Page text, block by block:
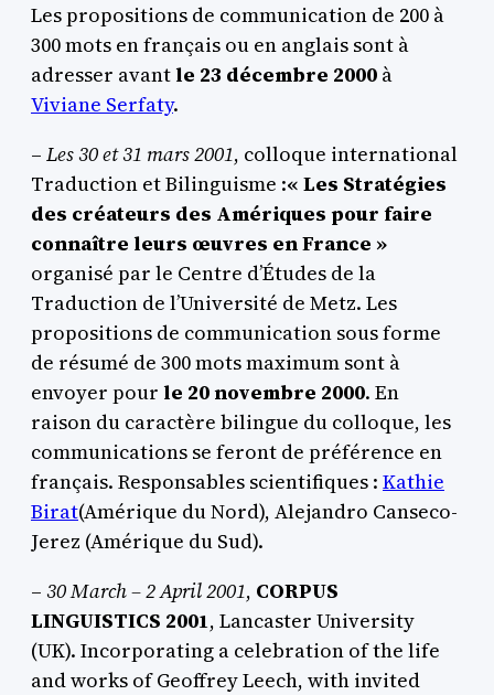
Les propositions de communication de 200 à
300 mots en français ou en anglais sont à
adresser avantle 23 décembre 2000 à
Viviane Serfaty.
– Les 30 et 31 mars 2001, colloque international
Traduction et Bilinguisme :« Les Stratégies
des créateurs des Amériques pour faire
connaître leurs œuvres en France »
organisé par le Centre d’Études de la
Traduction de l’Université de Metz. Les
propositions de communication sous forme
de résumé de 300 mots maximum sont à
envoyer pour le 20 novembre 2000. En
raison du caractère bilingue du colloque, les
communications se feront de préférence en
français. Responsables scientifiques : Kathie
Birat(Amérique du Nord), Alejandro Canseco-
Jerez (Amérique du Sud).
– 30 March – 2 April 2001, CORPUS
LINGUISTICS 2001, Lancaster University
(UK). Incorporating a celebration of the life
and works of Geoffrey Leech, with invited